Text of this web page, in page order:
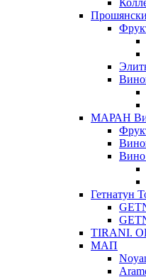
МАРАН
Вино
Гетнатун
TIRANI.
МАП